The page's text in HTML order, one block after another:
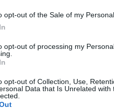
opt-out of the Sale of my Personal
opt-out of processing my
opt-out of Collection, Use,
Data that Is Unrelated
Los
medio del **3,72%**.
del **3,14%**, mientras
de **2,04%** y **2,87%**,
salarial no es un